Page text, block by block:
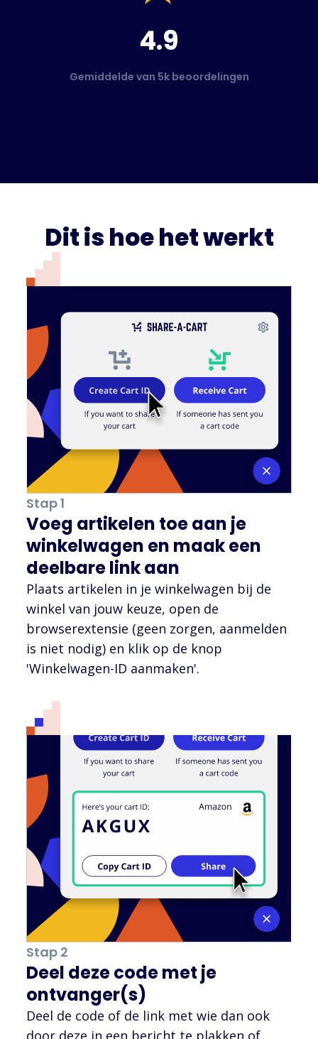
4.9
Gemiddelde van 5k beoordelingen
Dit is hoe het werkt
Stap 1
Voeg artikelen toe aan je
winkelwagen en maak een
deelbare link aan
Plaats artikelen in je winkelwagen bij de
winkel van jouw keuze, open de
browserextensie (geen zorgen, aanmelden
is niet nodig) en klik op de knop
'Winkelwagen-ID aanmaken'.
Stap 2
Deel deze code met je
ontvanger(s)
Deel de code of de link met wie dan ook
door deze in een bericht te plakken of